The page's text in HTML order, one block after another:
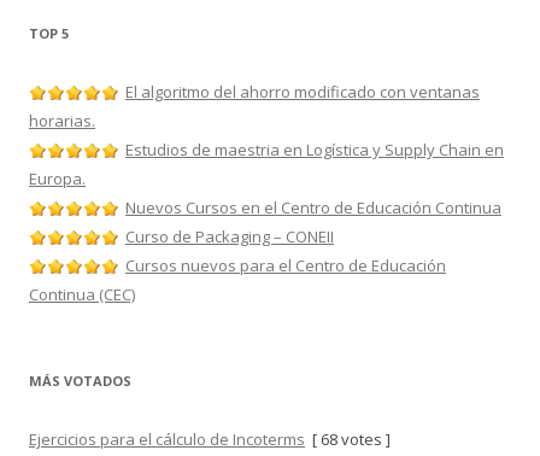
TOP 5
El algoritmo del ahorro modificado con ventanas
horarias.
Estudios de maestria en Logística y Supply Chain en
Europa.
Nuevos Cursos en el Centro de Educación Continua
Curso de Packaging – CONEII
Cursos nuevos para el Centro de Educación
Continua (CEC)
MÁS VOTADOS
Ejercicios para el cálculo de Incoterms [ 68 votes ]